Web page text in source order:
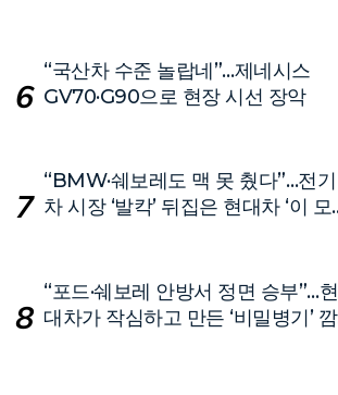
“국산차 수준 놀랍네”…제네시스
GV70·G90으로 현장 시선 장악
“BMW·쉐보레도 맥 못 췄다”…전기
차 시장 ‘발칵’ 뒤집은 현대차 ‘이 모
“포드·쉐보레 안방서 정면 승부”…현
대차가 작심하고 만든 ‘비밀병기’ 깜